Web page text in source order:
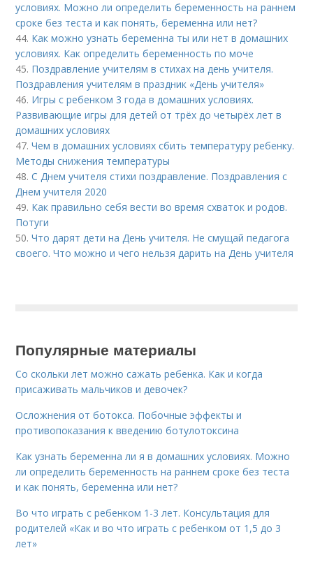
условиях. Можно ли определить беременность на раннем
сроке без теста и как понять, беременна или нет?
44. Как можно узнать беременна ты или нет в домашних
условиях. Как определить беременность по моче
45. Поздравление учителям в стихах на день учителя.
Поздравления учителям в праздник «День учителя»
46. Игры с ребенком 3 года в домашних условиях.
Развивающие игры для детей от трёх до четырёх лет в
домашних условиях
47.Чем в домашних условиях сбить температуру ребенку.
Методы снижения температуры
48.С Днем учителя стихи поздравление. Поздравления с
Днем учителя 2020
49. Как правильно себя вести во время схваток и родов.
Потуги
50.Что дарят дети на День учителя. Не смущай педагога
своего. Что можно и чего нельзя дарить на День учителя
Популярные материалы
Со скольки лет можно сажать ребенка. Как и когда
присаживать мальчиков и девочек?
Осложнения от ботокса. Побочные эффекты и
противопоказания к введению ботулотоксина
Как узнать беременна ли я в домашних условиях. Можно
ли определить беременность на раннем сроке без теста
и как понять, беременна или нет?
Во что играть с ребенком 1-3 лет. Консультация для
родителей «Как и во что играть с ребенком от 1,5 до 3
лет»